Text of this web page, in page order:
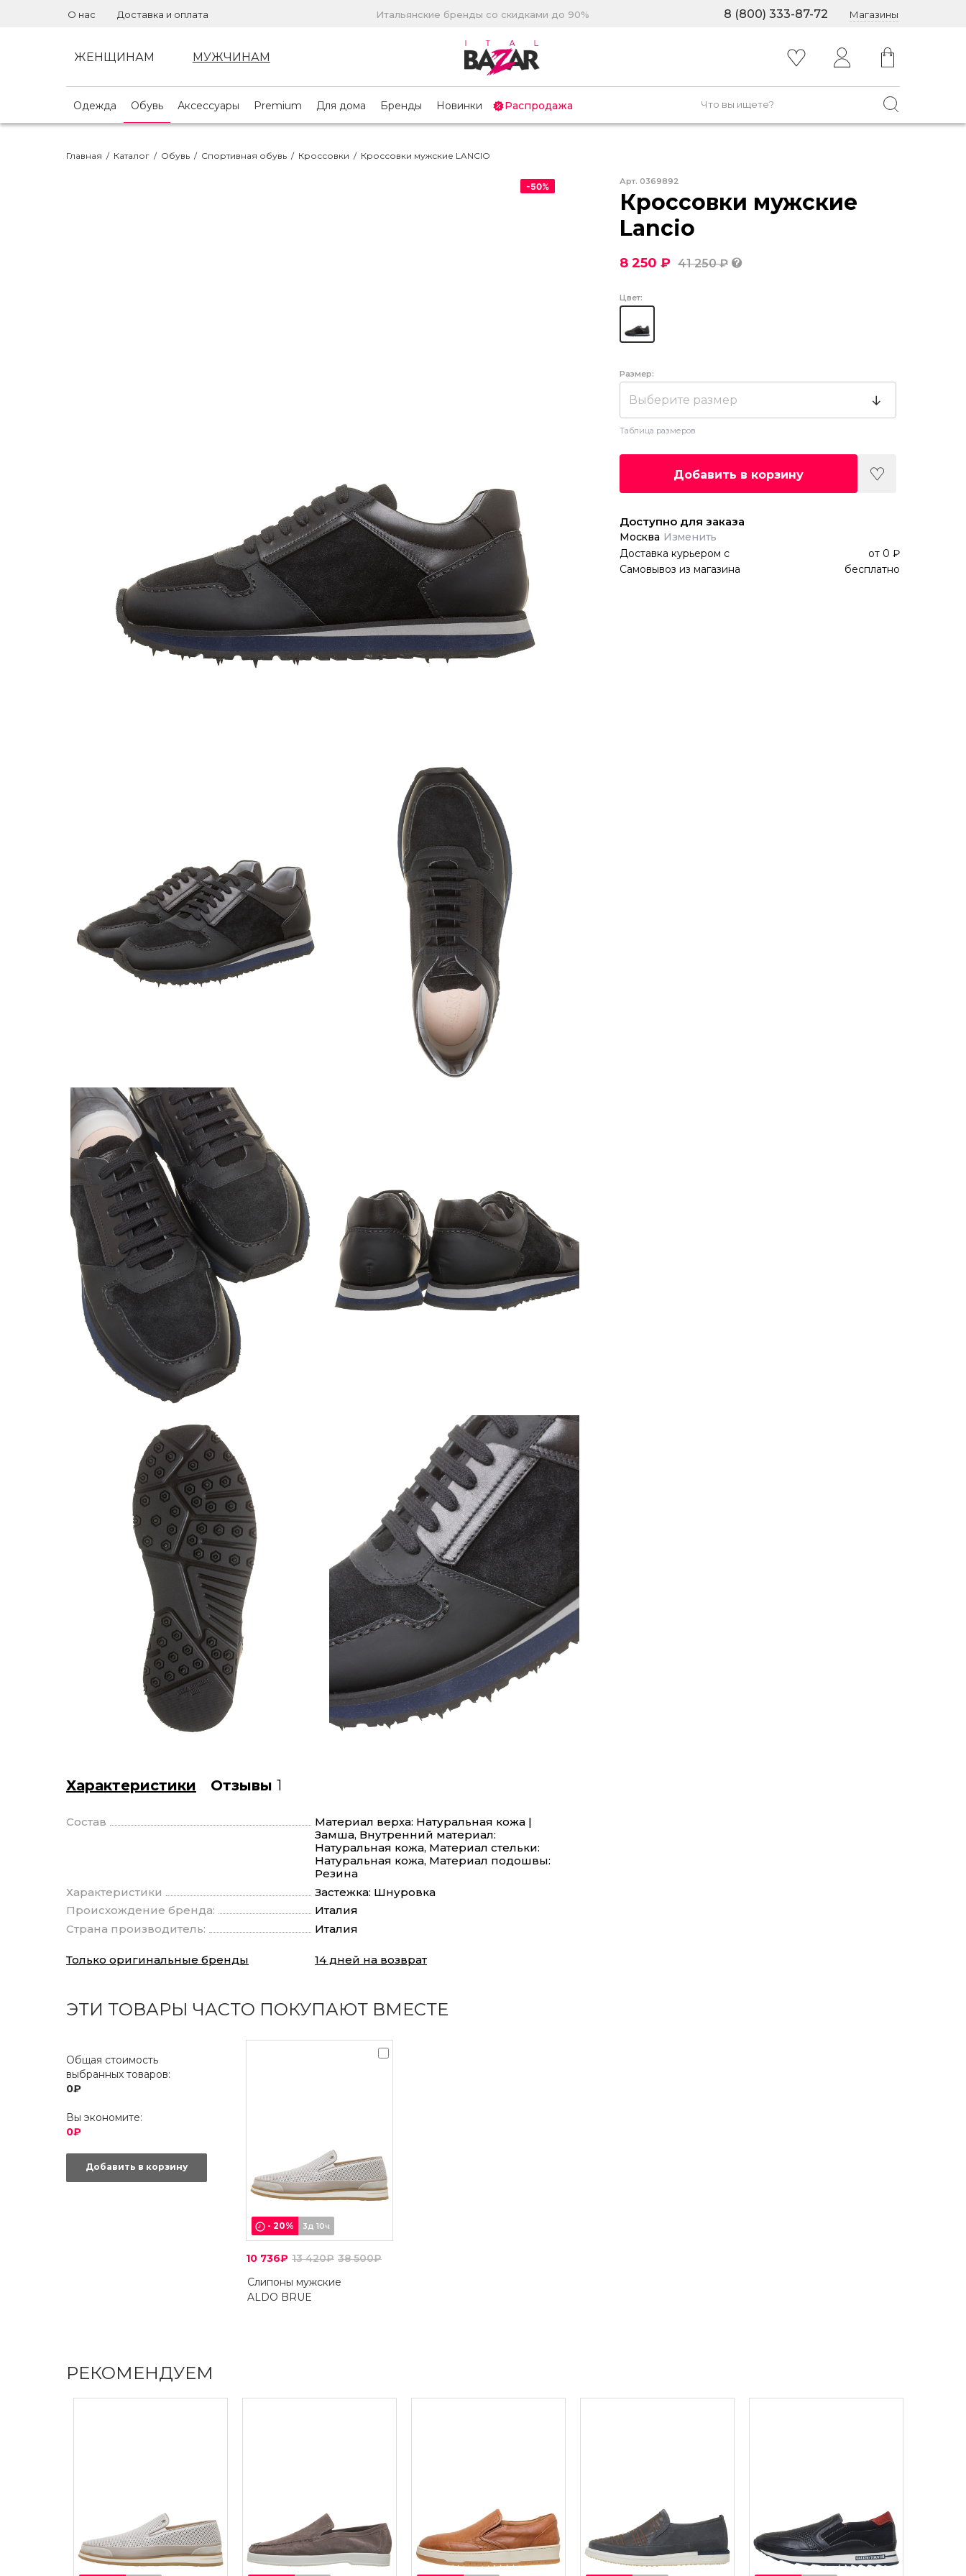
О нас Доставка и оплата Итальянские бренды со скидками до 90% 8 (800) 333-87-72 Магазины
ЖЕНЩИНАМ МУЖЧИНАМ
Одежда Обувь Аксессуары Premium Для дома Бренды Новинки Распродажа
Главная / Каталог / Обувь / Спортивная обувь / Кроссовки / Кроссовки мужские LANCIO
-50% Арт. 0369892
Кроссовки мужские
Lancio
8 250 ₽ 41 250 ₽
Цвет:
Размер:
Выберите размер
Таблица размеров
Добавить в корзину
Доступно для заказа
Москва Изменить
Доставка курьером с от 0 ₽
Самовывоз из магазина
бесплатно
Характеристики Отзывы 1
Состав
Материал верха: Натуральная кожа |
Замша, Внутренний материал:
Натуральная кожа, Материал стельки:
Натуральная кожа, Материал подошвы:
Резина
Характеристики
Застежка: Шнуровка
Происхождение бренда:
Италия
Страна производитель:
Италия
Только оригинальные бренды 14 дней на возврат
ЭТИ ТОВАРЫ ЧАСТО ПОКУПАЮТ ВМЕСТЕ
Общая стоимость
выбранных товаров:
0₽
Вы экономите:
0₽
Добавить в корзину
- 20% 3д 10ч
10 736₽ 13 420₽ 38 500₽
Слипоны мужские
ALDO BRUE
РЕКОМЕНДУЕМ